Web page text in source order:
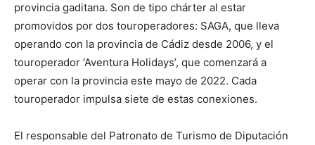
provincia gaditana. Son de tipo chárter al estar
promovidos por dos touroperadores: SAGA, que lleva
operando con la provincia de Cádiz desde 2006, y el
touroperador ‘Aventura Holidays’, que comenzará a
operar con la provincia este mayo de 2022. Cada
touroperador impulsa siete de estas conexiones.
El responsable del Patronato de Turismo de Diputación